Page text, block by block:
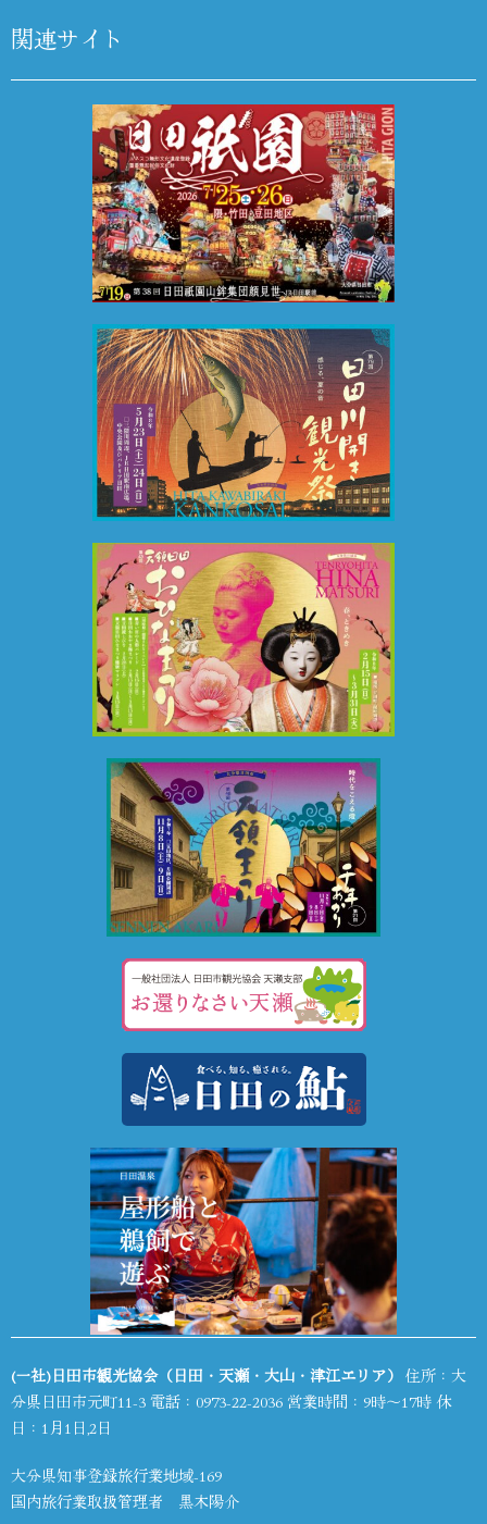
関連サイト
(一社)日田市観光協会（日田・天瀬・大山・津江エリア） 住所：大
分県日田市元町11-3 電話： 0973-22-2036 営業時間：9時～17時 休
日：1月1日,2日
大分県知事登録旅行業地域-169
国内旅行業取扱管理者 黒木陽介